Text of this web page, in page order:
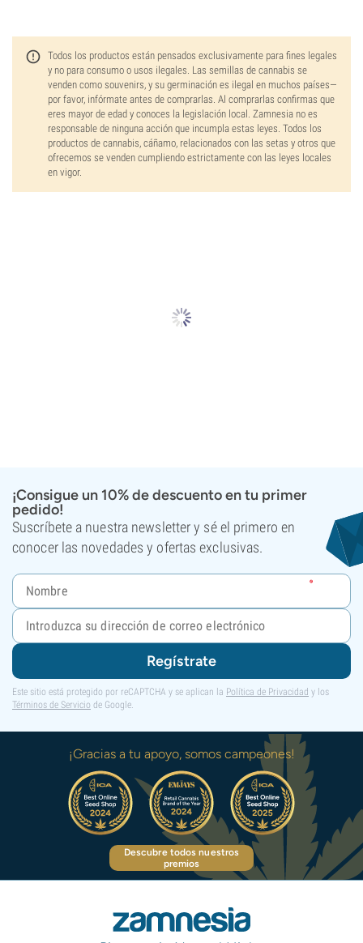
Todos los productos están pensados exclusivamente para fines legales
y no para consumo o usos ilegales. Las semillas de cannabis se
venden como souvenirs, y su germinación es ilegal en muchos países—
por favor, infórmate antes de comprarlas. Al comprarlas confirmas que
eres mayor de edad y conoces la legislación local. Zamnesia no es
responsable de ninguna acción que incumpla estas leyes. Todos los
productos de cannabis, cáñamo, relacionados con las setas y otros que
ofrecemos se venden cumpliendo estrictamente con las leyes locales
en vigor.
¡Consigue un 10% de descuento en tu primer
pedido!
Suscríbete a nuestra newsletter y sé el primero en
conocer las novedades y ofertas exclusivas.
Regístrate
Este sitio está protegido por reCAPTCHA y se aplican la Política de Privacidad y los
Términos de Servicio de Google.
¡Gracias a tu apoyo, somos campeones!
Descubre todos nuestros
premios